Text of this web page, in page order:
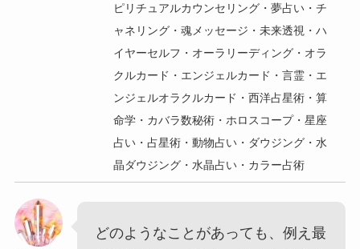
ピリチュアルカウンセリング・夢占い・チ
ャネリング・魂メッセージ・未来透視・ハ
イヤーセルフ・オーラリーディング・オラ
クルカード・エンジェルカード・言霊・エ
ンジェルオラクルカード・西洋占星術・算
命学・カバラ数秘術・ホロスコープ・星座
占い・占星術・動物占い・ダウジング・水
晶ダウジング・水晶占い・カラー占術
どのようなことがあっても、例え最